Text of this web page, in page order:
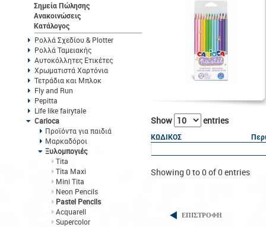
Σημεία Πώλησης
Ανακοινώσεις
Κατάλογος
Ρολλά Σχεδίου & Plotter
Ρολλά Ταμειακής
Αυτοκόλλητες Ετικέτες
Χρωματιστά Χαρτόνια
Τετράδια και Μπλοκ
Fly and Run
Pepitta
Life like fairytale
Carioca
Προϊόντα για παιδιά
Μαρκαδόροι
Ξυλομπογιές
Tita
Tita Maxi
Mini Tita
Neon Pencils
Pastel Pencils
Acquarell
Supercolor
Show entries
ΚΩΔΙΚΟΣ
Showing 0 to 0 of 0 entries
ΕΠΙΣΤΡΟΦΗ